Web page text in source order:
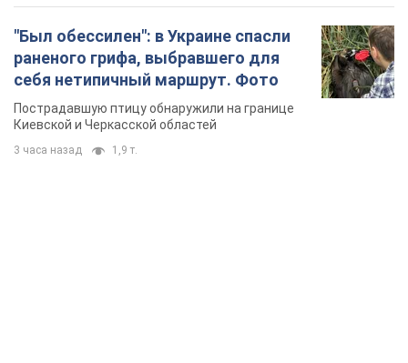
"Был обессилен": в Украине спасли
раненого грифа, выбравшего для
себя нетипичный маршрут. Фото
Пострадавшую птицу обнаружили на границе
Киевской и Черкасской областей
3 часа назад 1,9 т.